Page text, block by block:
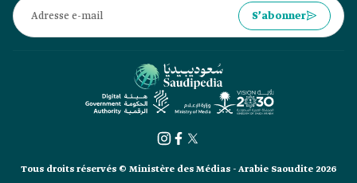
S’abonner
Tous droits réservés © Ministère des Médias - Arabie Saoudite 2026